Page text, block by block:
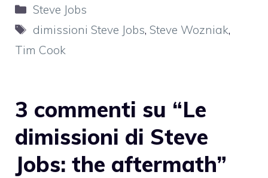
Categorie
Steve Jobs
Tag
dimissioni Steve Jobs,Steve Wozniak,
Tim Cook
3 commenti su “Le
dimissioni di Steve
Jobs: the aftermath”